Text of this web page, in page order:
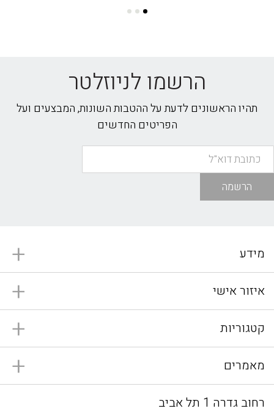
הרשמו לניוזלטר
תהיו הראשונים לדעת על ההטבות השונות, המבצעים ועל
הפריטים החדשים
הרשמה
מידע
איזור אישי
קטגוריות
מאמרים
רחוב גדרה 1 תל אביב